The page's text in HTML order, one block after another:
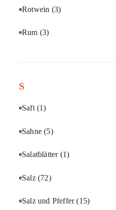
Rotwein (3)
Rum (3)
S
Saft(1)
Sahne(5)
Salatblätter (1)
Salz (72)
Salz und Pfeffer(15)